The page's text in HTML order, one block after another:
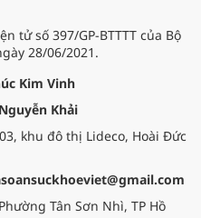
tử số 397/GP-BTTTT của Bộ
28/06/2021.
Kim Vinh
Khải
khu đô thị Lideco, Hoài Đức
Tân Sơn Nhì, TP Hồ